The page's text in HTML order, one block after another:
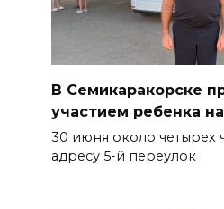
В Семикаракорске
участием ребенка
30 июня около четырех
адресу 5-й переулок